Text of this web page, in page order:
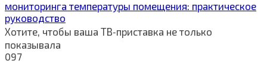
мониторинга температуры помещения: практическое
руководство
Хотите, чтобы ваша ТВ‑приставка не только
показывала
097